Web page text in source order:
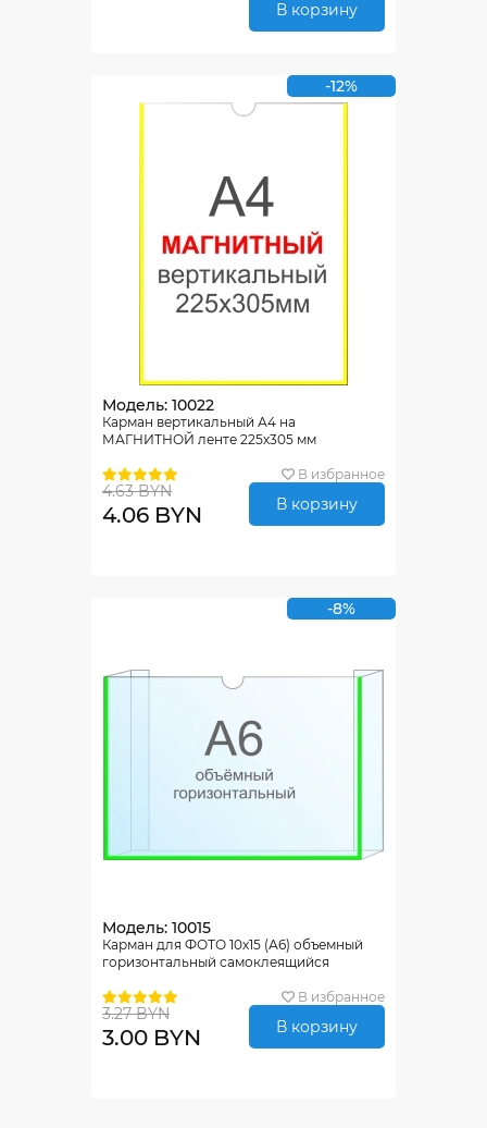
В корзину
-12%
Модель: 10022
Карман вертикальный А4 на
МАГНИТНОЙ ленте 225х305 мм
В избранное
4.63 BYN
4.06 BYN В корзину
-8%
Модель: 10015
Карман для ФОТО 10х15 (А6) объемный
горизонтальный самоклеящийся
В избранное
3.27 BYN
3.00 BYN В корзину